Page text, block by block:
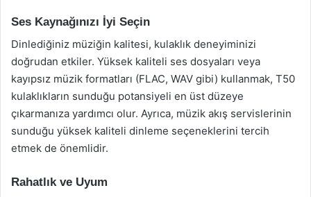
Ses Kaynağınızı İyi Seçin
Dinlediğiniz müziğin kalitesi, kulaklık deneyiminizi
doğrudan etkiler. Yüksek kaliteli ses dosyaları veya
kayıpsız müzik formatları (FLAC, WAV gibi) kullanmak, T50
kulaklıkların sunduğu potansiyeli en üst düzeye
çıkarmanıza yardımcı olur. Ayrıca, müzik akış servislerinin
sunduğu yüksek kaliteli dinleme seçeneklerini tercih
etmek de önemlidir.
Rahatlık ve Uyum